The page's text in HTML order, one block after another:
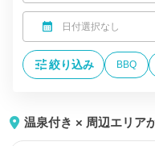
日付選択なし
絞り込み BBQ
温泉付き × 周辺エリア